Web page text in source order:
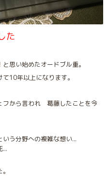
た
思い始めたオードブル重。
10年以上になります。
フから言われ 葛藤したことを今
う分野への複雑な想い...
...